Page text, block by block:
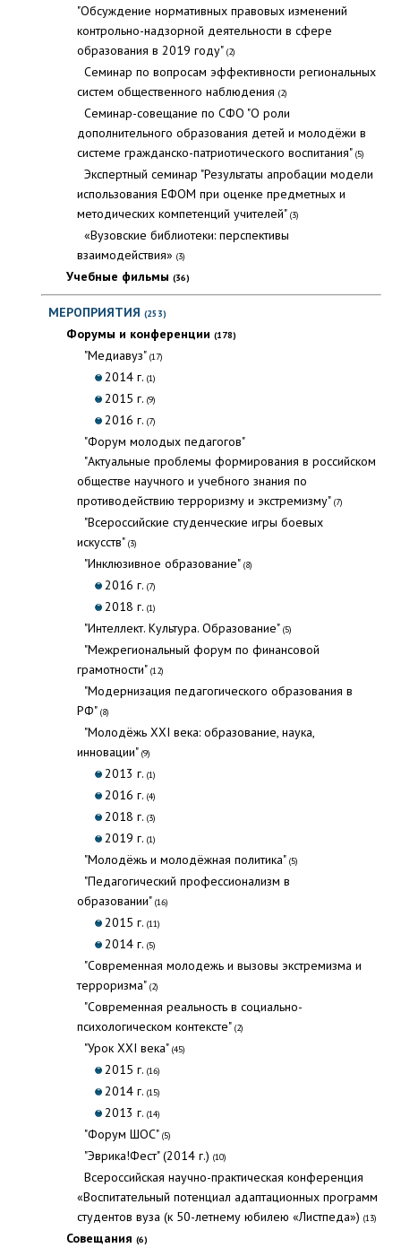
"Обсуждение нормативных правовых изменений
контрольно-надзорной деятельности в сфере
образования в 2019 году" (2)
Семинар по вопросам эффективности региональных
систем общественного наблюдения (2)
Семинар-совещание по СФО "О роли
дополнительного образования детей и молодёжи в
системе гражданско-патриотического воспитания" (5)
Экспертный семинар "Результаты апробации модели
использования ЕФОМ при оценке предметных и
методических компетенций учителей" (3)
«Вузовские библиотеки: перспективы
взаимодействия» (3)
Учебные фильмы (36)
МЕРОПРИЯТИЯ (253)
Форумы и конференции (178)
"Медиавуз" (17)
2014 г. (1)
2015 г. (9)
2016 г. (7)
"Форум молодых педагогов"
"Актуальные проблемы формирования в российском
обществе научного и учебного знания по
противодействию терроризму и экстремизму" (7)
"Всероссийские студенческие игры боевых
искусств" (3)
"Инклюзивное образование" (8)
2016 г. (7)
2018 г. (1)
"Интеллект. Культура. Образование" (5)
"Межрегиональный форум по финансовой
грамотности" (12)
"Модернизация педагогического образования в
РФ" (8)
"Молодёжь XXI века: образование, наука,
инновации" (9)
2013 г. (1)
2016 г. (4)
2018 г. (3)
2019 г. (1)
"Молодёжь и молодёжная политика" (5)
"Педагогический профессионализм в
образовании" (16)
2015 г. (11)
2014 г. (5)
"Современная молодежь и вызовы экстремизма и
терроризма" (2)
"Современная реальность в социально-
психологическом контексте" (2)
"Урок XXI века" (45)
2015 г. (16)
2014 г. (15)
2013 г. (14)
"Форум ШОС" (5)
"Эврика!Фест" (2014 г.) (10)
Всероссийская научно-практическая конференция
«Воспитательный потенциал адаптационных программ
студентов вуза (к 50-летнему юбилею «Листпеда») (13)
Совещания (6)